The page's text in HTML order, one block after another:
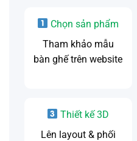
Chọn sản phẩm
Tham khảo mẫu
bàn ghế trên website
Thiết kế 3D
Lên layout & phối